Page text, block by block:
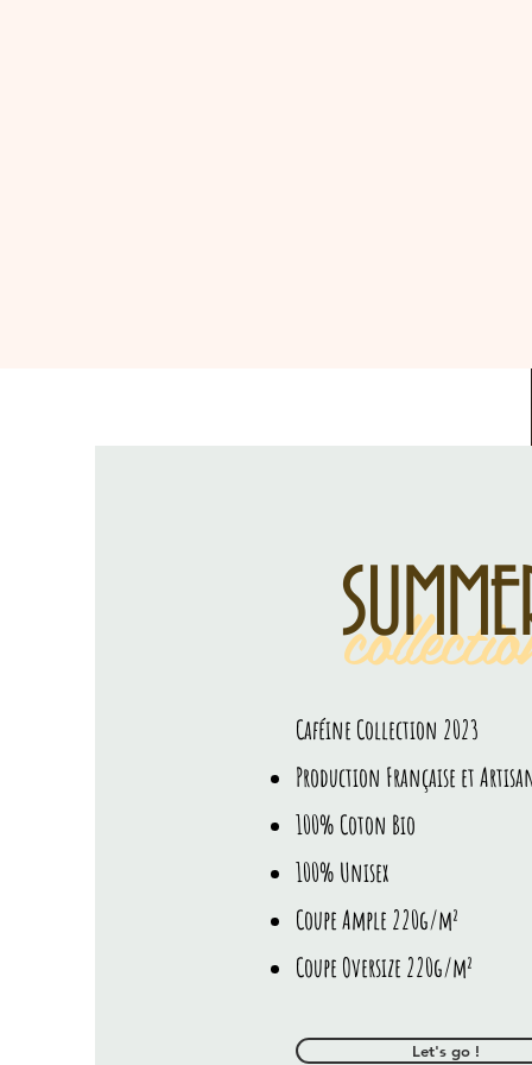
Caféine Collection 2023
Production Française et
100% Coton Bio
100% Unisex
Coupe Ample 220g/m²
Coupe Oversize 220g/m²
Let's go !